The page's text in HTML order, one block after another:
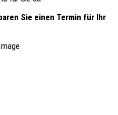
Sie einen Termin für Ihr